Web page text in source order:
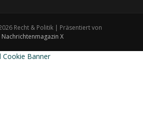
Recht & Politik | Präsentiert von
Nachrichtenmagazin X
Cookie Banner